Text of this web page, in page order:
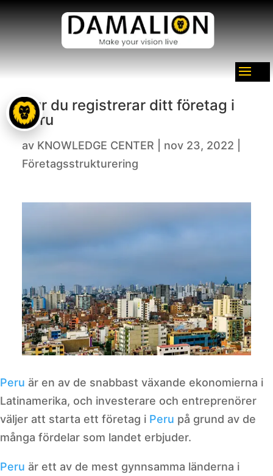
Hur du registrerar ditt företag i
Peru
av KNOWLEDGE CENTER nov 23, 2022
Företagsstrukturering
Peru är en av de snabbast växande ekonomierna i
Latinamerika, och investerare och entreprenörer
väljer att starta ett företag i Peru på grund av de
många fördelar som landet erbjuder.
Peru är ett av de mest gynnsamma länderna i